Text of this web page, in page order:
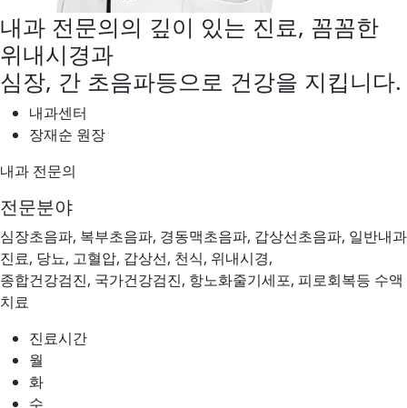
내과 전문의의 깊이 있는 진료, 꼼꼼한
위내시경과
심장, 간 초음파등으로 건강을 지킵니다.
내과센터
장재순 원장
내과 전문의
전문분야
심장초음파, 복부초음파, 경동맥초음파, 갑상선초음파, 일반내과
진료, 당뇨, 고혈압, 갑상선, 천식, 위내시경,
종합건강검진, 국가건강검진, 항노화줄기세포, 피로회복등 수액
치료
진료시간
월
화
수